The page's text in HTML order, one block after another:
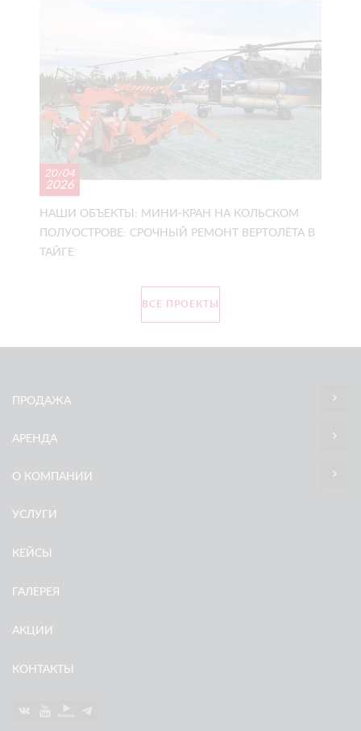
20/04
2026
НАШИ ОБЪЕКТЫ: МИНИ-КРАН НА КОЛЬСКОМ
ПОЛУОСТРОВЕ: СРОЧНЫЙ РЕМОНТ ВЕРТОЛЁТА В
ТАЙГЕ
ВСЕ ПРОЕКТЫ
ПРОДАЖА
АРЕНДА
О КОМПАНИИ
УСЛУГИ
КЕЙСЫ
ГАЛЕРЕЯ
АКЦИИ
КОНТАКТЫ